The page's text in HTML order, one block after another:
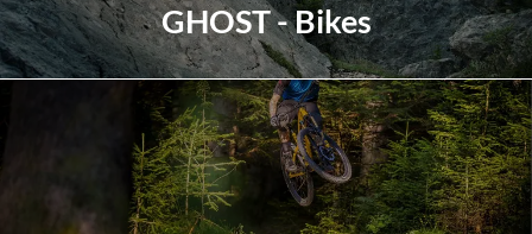
GHOST - Bikes
Erfahren Sie mehr